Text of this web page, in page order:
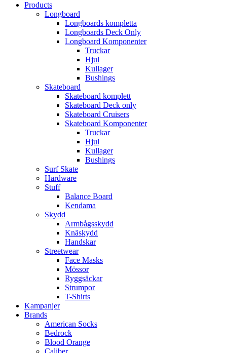
Products
Longboard
Longboards kompletta
Longboards Deck Only
Longboard Komponenter
Truckar
Hjul
Kullager
Bushings
Skateboard
Skateboard komplett
Skateboard Deck only
Skateboard Cruisers
Skateboard Komponenter
Truckar
Hjul
Kullager
Bushings
Surf Skate
Hardware
Stuff
Balance Board
Kendama
Skydd
Armbågsskydd
Knäskydd
Handskar
Streetwear
Face Masks
Mössor
Ryggsäckar
Strumpor
T-Shirts
Kampanjer
Brands
American Socks
Bedrock
Blood Orange
Caliber